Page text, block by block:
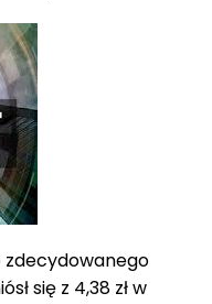
zdecydowanego
się z 4,38 zł w